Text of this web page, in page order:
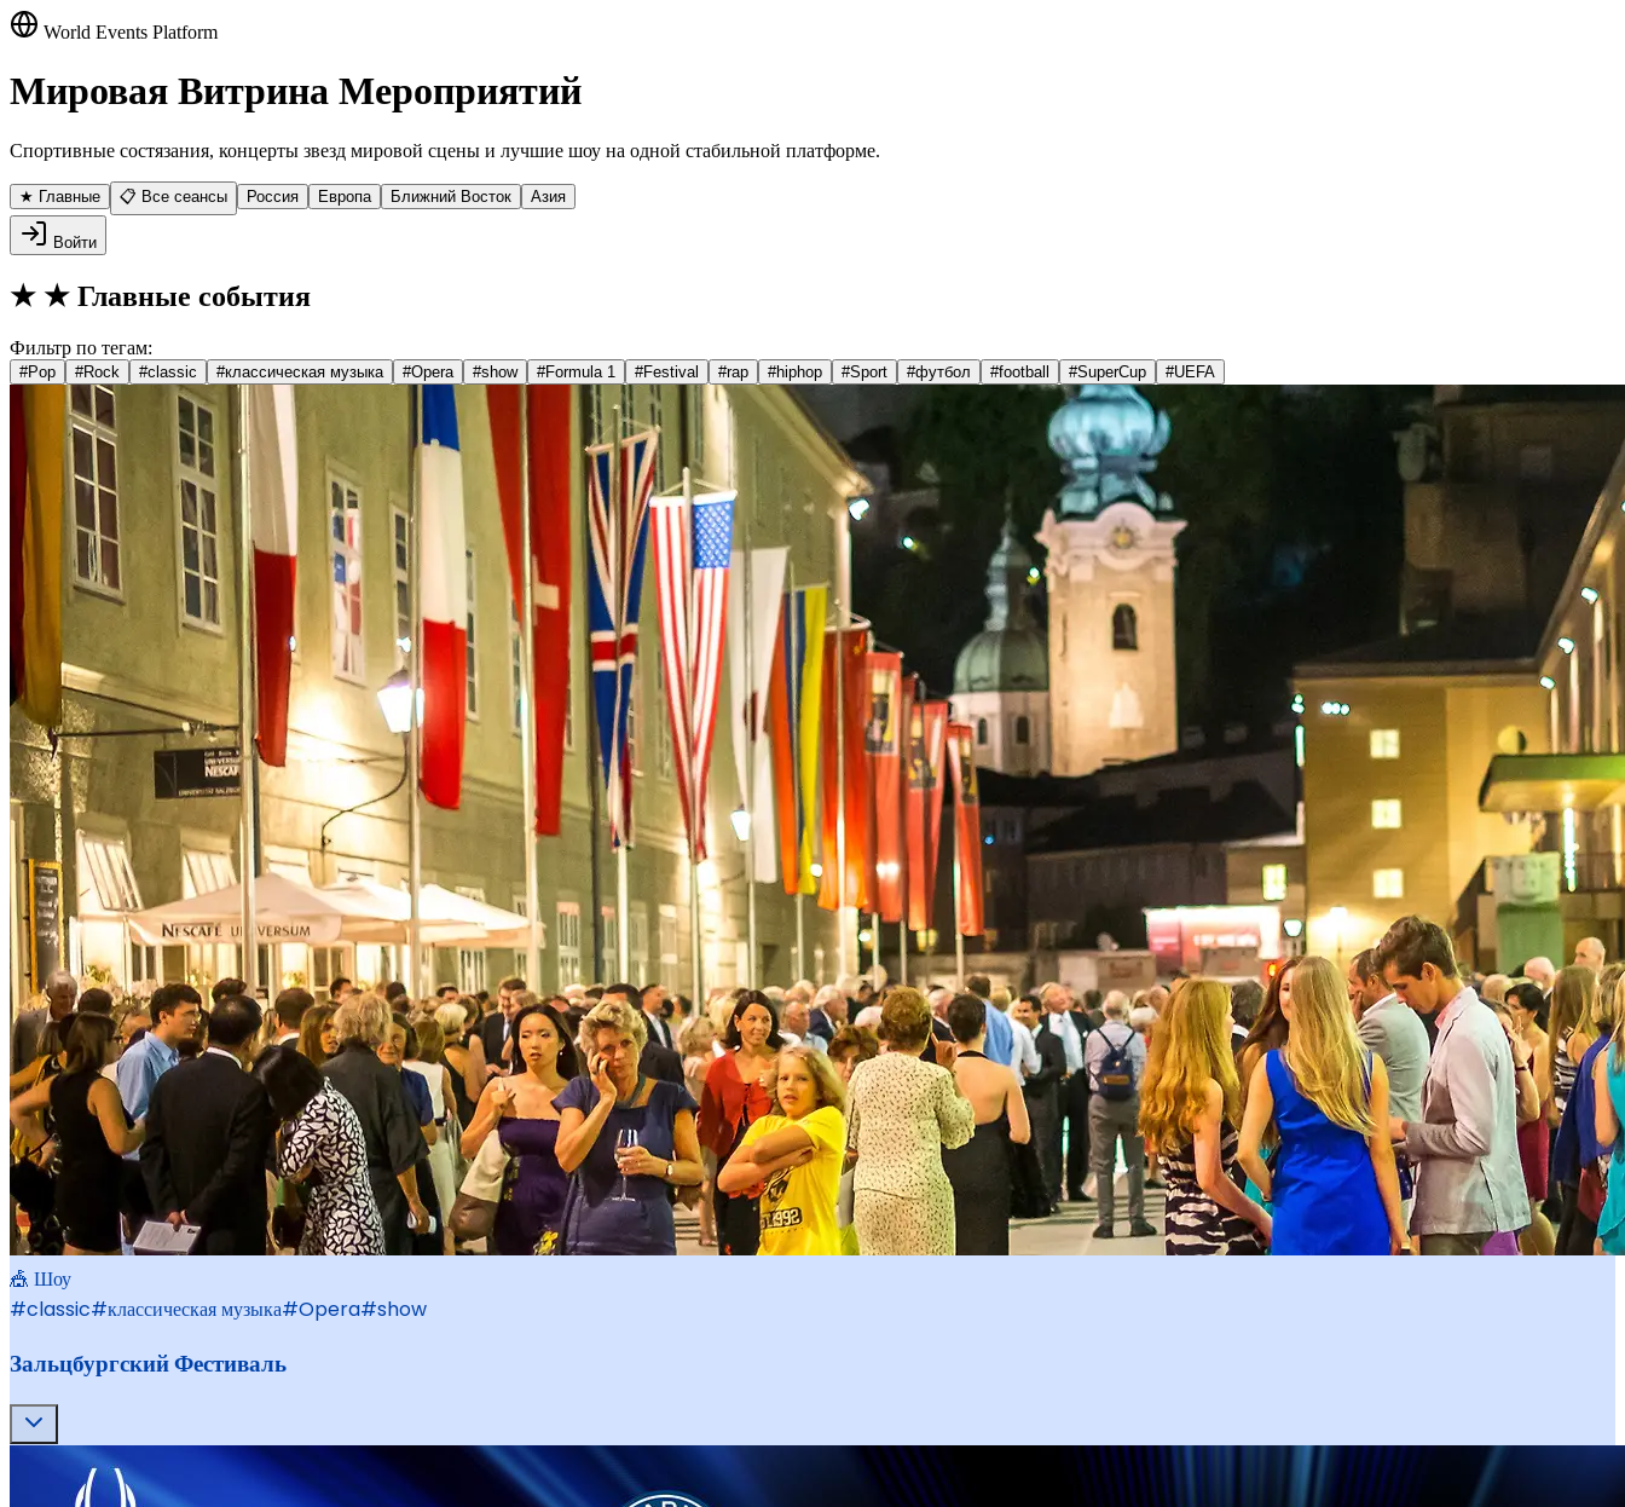
World Events Platform
Мировая Витрина Мероприятий
Спортивные состязания, концерты звезд мировой сцены и лучшие шоу на одной стабильной платформе.
★ Главные 📋 Все сеансы Россия Европа Ближний Восток Азия
Войти
★ ★ Главные события
Фильтр по тегам:
#Pop #Rock #classic #классическая музыка #Opera #show #Formula 1 #Festival #rap #hiphop #Sport #футбол #football #SuperCup #UEFA
🎪 Шоу
#classic#классическая музыка#Opera#show
Зальцбургский Фестиваль